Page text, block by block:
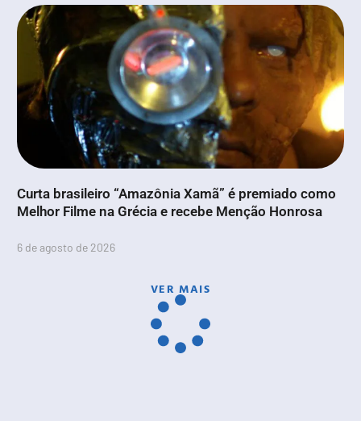
Curta brasileiro “Amazônia Xamã” é premiado como
Melhor Filme na Grécia e recebe Menção Honrosa
6 de agosto de 2026
VER MAIS